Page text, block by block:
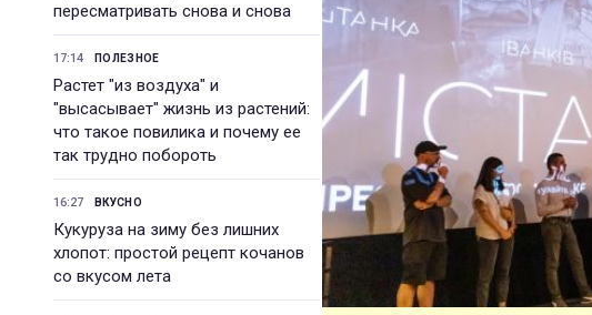
пересматривать снова и снова
17:14 ПОЛЕЗНОЕ
Растет "из воздуха" и
"высасывает" жизнь из растений:
что такое повилика и почему ее
так трудно побороть
16:27 ВКУСНО
Кукуруза на зиму без лишних
хлопот: простой рецепт кочанов
со вкусом лета